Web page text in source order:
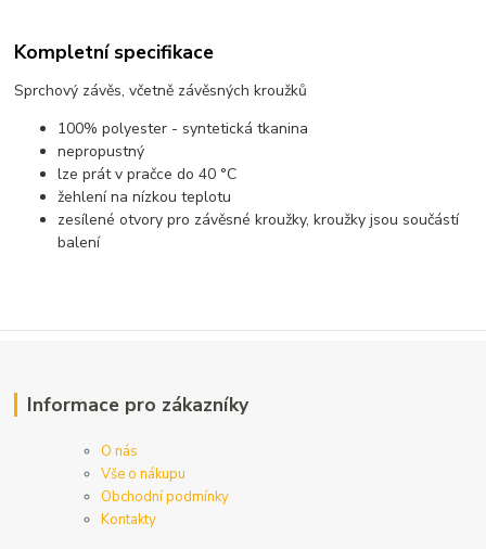
Kompletní specifikace
Sprchový závěs, včetně závěsných kroužků
100% polyester - syntetická tkanina
nepropustný
lze prát v pračce do 40 °C
žehlení na nízkou teplotu
zesílené otvory pro závěsné kroužky, kroužky jsou součástí
balení
Informace pro zákazníky
O nás
Vše o nákupu
Obchodní podmínky
Kontakty